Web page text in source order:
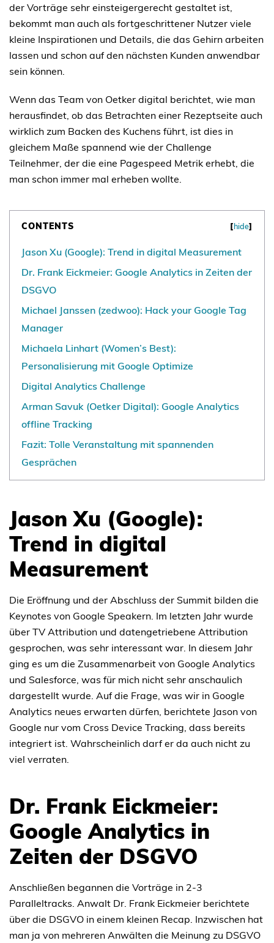
der Vorträge sehr einsteigergerecht gestaltet ist,
bekommt man auch als fortgeschrittener Nutzer viele
kleine Inspirationen und Details, die das Gehirn arbeiten
lassen und schon auf den nächsten Kunden anwendbar
sein können.
Wenn das Team von Oetker digital berichtet, wie man
herausfindet, ob das Betrachten einer Rezeptseite auch
wirklich zum Backen des Kuchens führt, ist dies in
gleichem Maße spannend wie der Challenge
Teilnehmer, der die eine Pagespeed Metrik erhebt, die
man schon immer mal erheben wollte.
CONTENTS [hide]
Jason Xu (Google): Trend in digital Measurement
Dr. Frank Eickmeier: Google Analytics in Zeiten der
DSGVO
Michael Janssen (zedwoo): Hack your Google Tag
Manager
Michaela Linhart (Women’s Best):
Personalisierung mit Google Optimize
Digital Analytics Challenge
Arman Savuk (Oetker Digital): Google Analytics
offline Tracking
Fazit: Tolle Veranstaltung mit spannenden
Gesprächen
Jason Xu (Google):
Trend in digital
Measurement
Die Eröffnung und der Abschluss der Summit bilden die
Keynotes von Google Speakern. Im letzten Jahr wurde
über TV Attribution und datengetriebene Attribution
gesprochen, was sehr interessant war. In diesem Jahr
ging es um die Zusammenarbeit von Google Analytics
und Salesforce, was für mich nicht sehr anschaulich
dargestellt wurde. Auf die Frage, was wir in Google
Analytics neues erwarten dürfen, berichtete Jason von
Google nur vom Cross Device Tracking, dass bereits
integriert ist. Wahrscheinlich darf er da auch nicht zu
viel verraten.
Dr. Frank Eickmeier:
Google Analytics in
Zeiten der DSGVO
Anschließen begannen die Vorträge in 2-3
Paralleltracks. Anwalt Dr. Frank Eickmeier berichtete
über die DSGVO in einem kleinen Recap. Inzwischen hat
man ja von mehreren Anwälten die Meinung zu DSGVO